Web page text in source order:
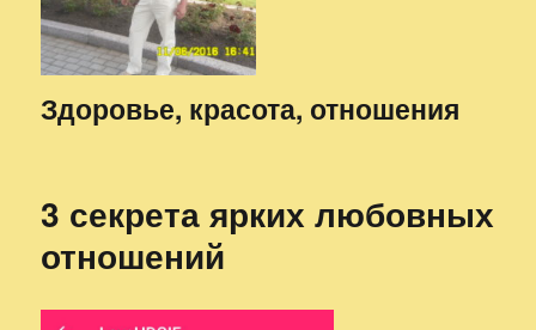
Здоровье, красота, отношения
3 секрета ярких любовных
отношений